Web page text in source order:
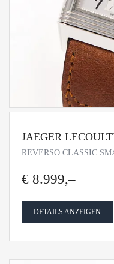
JAEGER
REVERSO CLASSIC
€ 8.999,–
DETAILS ANZEIGEN